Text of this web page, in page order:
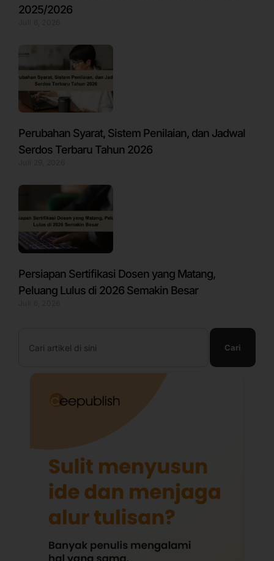
2025/2026
Perubahan Syarat, Sistem Penilaian, dan Jadwal
Serdos Terbaru Tahun 2026
Persiapan Sertifikasi Dosen yang Matang,
Peluang Lulus di 2026 Semakin Besar
Cari